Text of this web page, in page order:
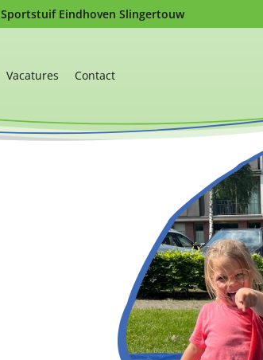
Sportstuif Eindhoven Slingertouw
Vacatures Contact